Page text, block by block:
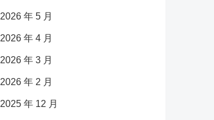
2026 年 5 月
2026 年 4 月
2026 年 3 月
2026 年 2 月
2025 年 12 月